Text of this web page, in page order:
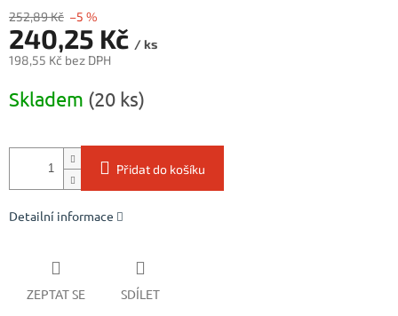
252,89 Kč –5 %
240,25 Kč / ks
198,55 Kč bez DPH
cena:
Skladem (20 ks)
Přidat do košíku
Detailní informace
ZEPTAT SE SDÍLET